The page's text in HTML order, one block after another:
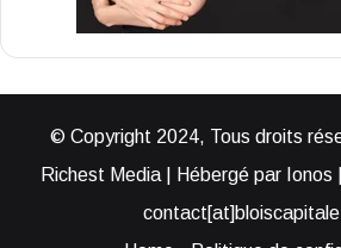
© Copyright 2024, Tous droits
Richest Media | Hébergé par Ionos